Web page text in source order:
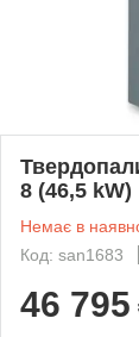
8 (46,5 kW)
Немає в
Код: san1683
46 795